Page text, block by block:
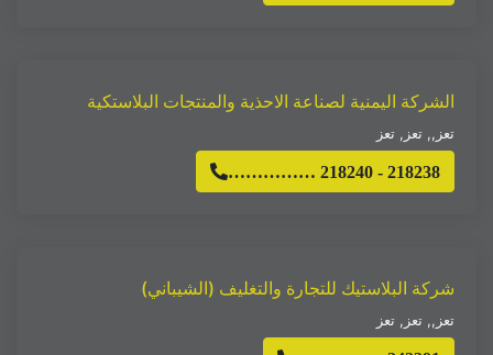
الشركة اليمنية لصناعة الاحذية والمنتجات البلاستكية
تعز,, تعز , تعز
…………… 218240 - 218238
شركة البلاستيك للتجارة والتغليف (الشيباني)
تعز,, تعز , تعز